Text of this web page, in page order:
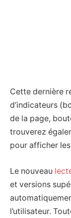
Cette dernière
d’indicateurs
de la page,
trouverez
pour afficher
Le nouveau
et versions
l’utilisateur.